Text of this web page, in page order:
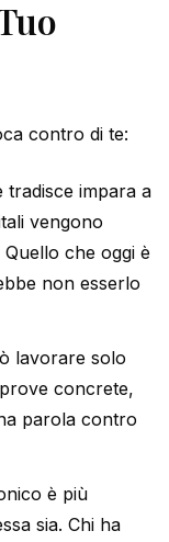
contro di te:
tradisce impara a
vengono
che oggi è
non esserlo
lavorare solo
concrete,
parola contro
è più
sia. Chi ha